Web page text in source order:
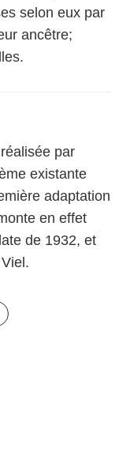
selon eux par
ancêtre;
par
existante
adaptation
en effet
de 1932, et